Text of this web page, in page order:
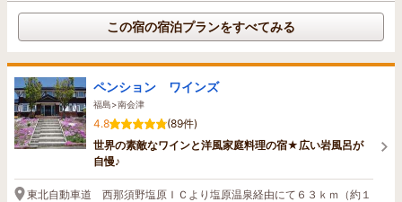
この宿の宿泊プランをすべてみる
ペンション ワインズ
福島>南会津
4.8
(89件)
世界の素敵なワインと洋風家庭料理の宿★広い岩風呂が
自慢♪
東北自動車道 西那須野塩原ＩＣより塩原温泉経由にて６３ｋｍ（約１